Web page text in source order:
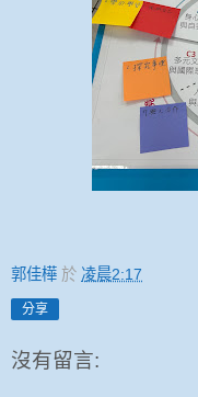
郭佳樺 於 凌晨2:17
分享
沒有留言: